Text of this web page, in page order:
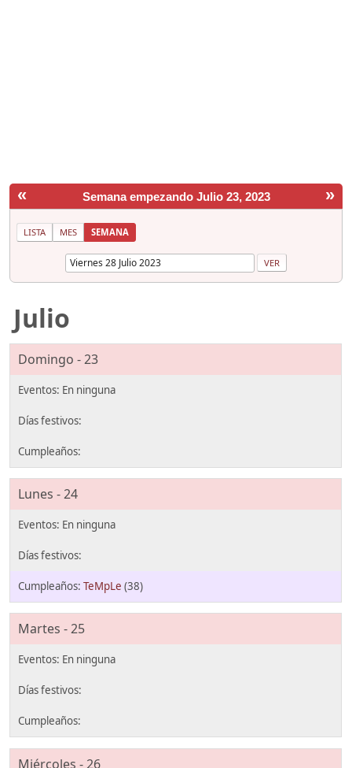
« »
Semana empezando Julio 23, 2023
LISTA MES SEMANA
Julio
Domingo - 23
Lunes - 24
TeMpLe (38)
Martes - 25
Miércoles - 26